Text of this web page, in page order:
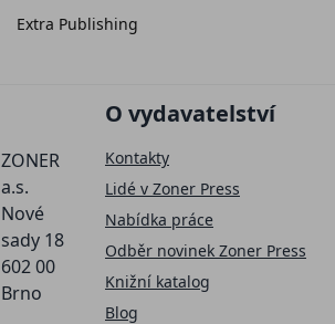
Extra Publishing
ZONER
a.s.
Nové
sady 18
602 00
Brno
O vydavatelství
Kontakty
Lidé v Zoner Press
Nabídka práce
Odběr novinek Zoner Press
Knižní katalog
Blog